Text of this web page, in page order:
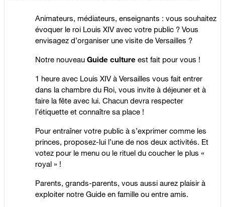
Animateurs, médiateurs, enseignants : vous souhaitez
évoquer le roi Louis XIV avec votre public ? Vous
envisagez d’organiser une visite de Versailles ?
Notre nouveau Guide culture est fait pour vous !
1 heure avec Louis XIV à Versailles vous fait entrer
dans la chambre du Roi, vous invite à déjeuner et à
faire la fête avec lui. Chacun devra respecter
l’étiquette et connaître sa place !
Pour entraîner votre public à s’exprimer comme les
princes, proposez-lui l’une de nos deux activités. Et
votez pour le menu ou le rituel du coucher le plus «
royal » !
Parents, grands-parents, vous aussi aurez plaisir à
exploiter notre Guide en famille ou entre amis.